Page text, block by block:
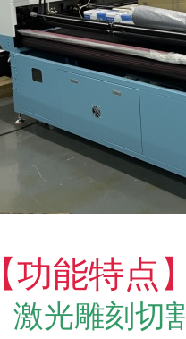
【功能特点
激光雕刻切